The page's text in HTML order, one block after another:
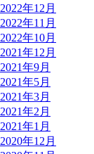
2022年12月
2022年11月
2022年10月
2021年12月
2021年9月
2021年5月
2021年3月
2021年2月
2021年1月
2020年12月